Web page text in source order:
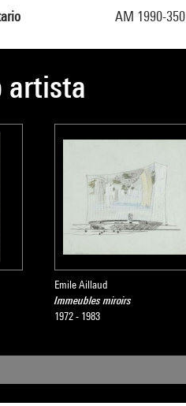
AM 1990-350
artista
Emile Aillaud
Immeubles miroirs
1972 - 1983